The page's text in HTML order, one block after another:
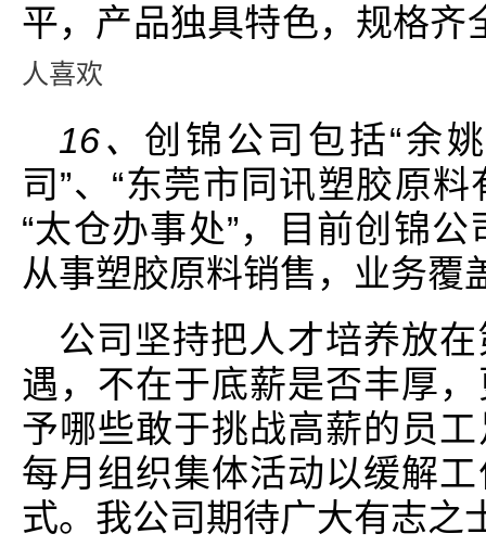
平，产品独具特色，规格齐
人喜欢
16、 创锦公司包括“余
司”、“东莞市同讯塑胶原
“太仓办事处”，目前创锦
从事塑胶原料销售，业务覆
公司坚持把人才培养放
遇，不在于底薪是否丰厚
予哪些敢于挑战高薪的员
每月组织集体活动以缓解
式。我公司期待广大有志之